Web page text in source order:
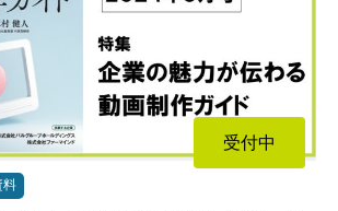
受付中
料